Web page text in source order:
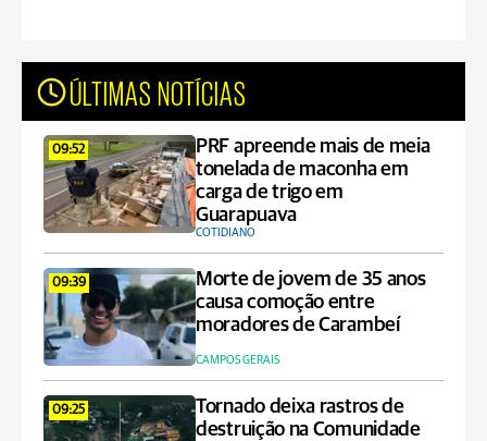
ÚLTIMAS NOTÍCIAS
09:52
PRF apreende mais de meia
tonelada de maconha em
carga de trigo em
Guarapuava
COTIDIANO
09:39
Morte de jovem de 35 anos
causa comoção entre
moradores de Carambeí
CAMPOS GERAIS
09:25
Tornado deixa rastros de
destruição na Comunidade